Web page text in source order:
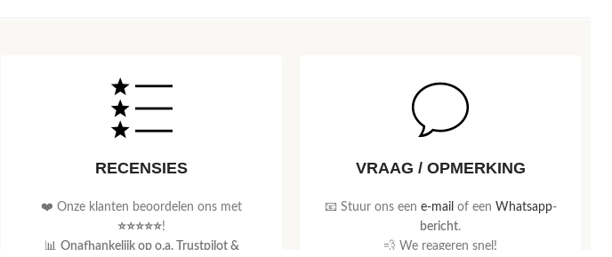
RECENSIES
❤️ Onze klanten beoordelen ons met
⭐⭐⭐⭐⭐!
📊 Onafhankelijk op o.a. Trustpilot &
VRAAG / OPMERKING
📧 Stuur ons een e-mail of een Whatsapp-
bericht.
💨 We reageren snel!